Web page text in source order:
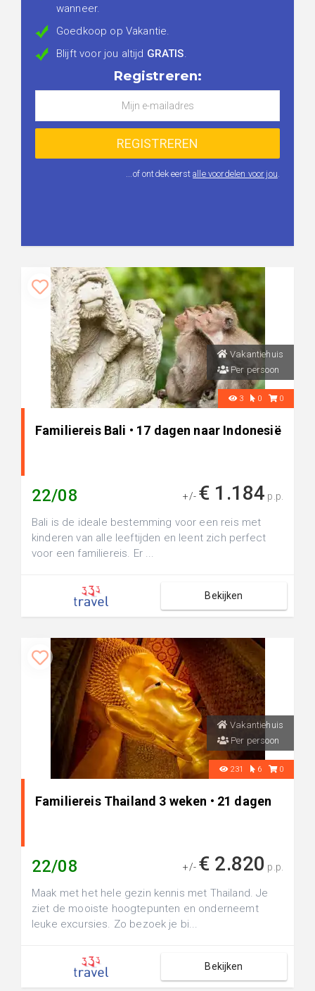
wanneer.
Goedkoop op Vakantie.
Blijft voor jou altijd GRATIS.
Registreren:
...of ontdek eerstalle voordelen voor jou.
Vakantiehuis
Per persoon
3 0 0
Familiereis Bali • 17 dagen naar Indonesië
22/08 +/- € 1.184 p.p.
Bali is de ideale bestemming voor een reis met
kinderen van alle leeftijden en leent zich perfect
voor een familiereis. Er ...
Bekijken
Vakantiehuis
Per persoon
231 6 0
Familiereis Thailand 3 weken • 21 dagen
22/08 +/- € 2.820 p.p.
Maak met het hele gezin kennis met Thailand. Je
ziet de mooiste hoogtepunten en onderneemt
leuke excursies. Zo bezoek je bi...
Bekijken